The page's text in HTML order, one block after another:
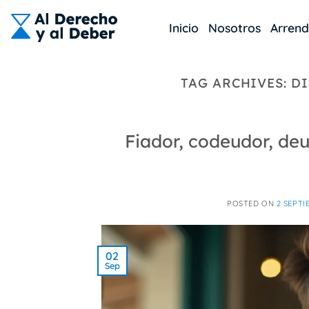
content
Inicio Nosotros
TAG ARCHIVES:
Fiador, codeudor,
POSTED ON 2
02
Sep